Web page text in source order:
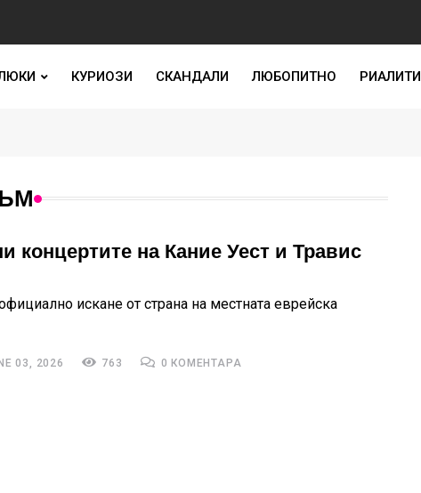
КУРИОЗИ СКАНДАЛИ ЛЮБОПИТНО РИАЛИТИ
концертите на Кание Уест и Травис
искане от страна на местната еврейска
03, 2026 763 0 КОМЕНТАРА